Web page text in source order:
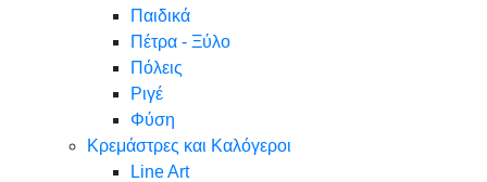
Παιδικά
Πέτρα - Ξύλο
Πόλεις
Ριγέ
Φύση
Κρεμάστρες και Καλόγεροι
Line Art